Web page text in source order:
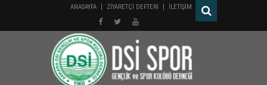
ANASAYFA ZİYARETÇİ DEFTERİ İLETİŞİM